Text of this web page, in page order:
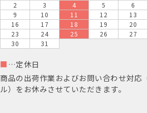
2
3 4 5 6
9
10 11 12 13
16
17 18 19 20
23
24 25 26 27
30
31
■ …定休日
商品の出荷作業およびお問い合わせ対応
ル）をお休みさせていただきます。